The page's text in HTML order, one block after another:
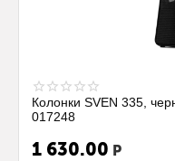
Колонки SVEN 335,
017248
1 630.00 Р